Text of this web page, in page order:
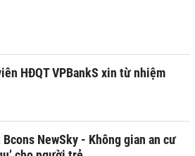
HĐQT VPBankS xin từ nhiệm
NewSky - Không gian an cư